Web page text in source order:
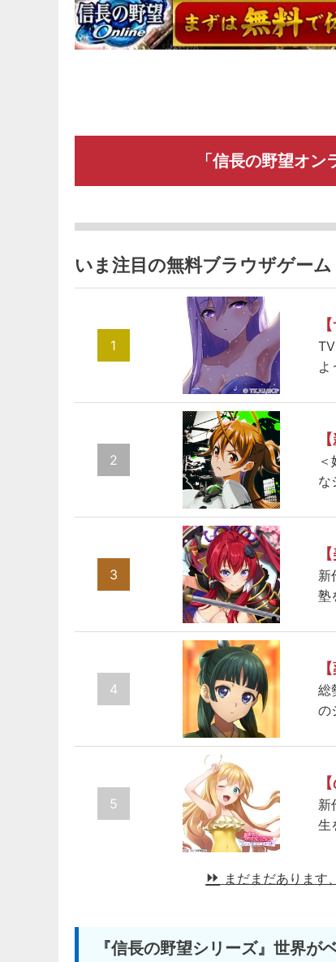
「信長の野望オ
いま注目の無料ブラウザゲーム
1
よ
2
な
3
新
塾
4
総
の
5
新
生
まだまだあります
『信長の野望シリーズ』世界が